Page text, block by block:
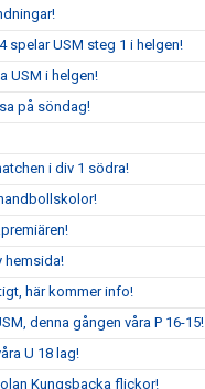
spelar USM steg 1 i helgen!
USM i helgen!
på söndag!
i div 1 södra!
hemsida!
här kommer info!
denna gången våra P 16-15!
U 18 lag!
Kungsbacka flickor!